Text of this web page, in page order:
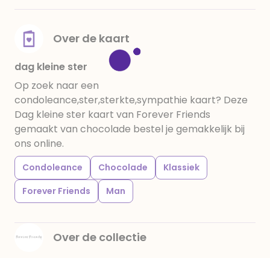
amandelen,cacaomassa, emulgator (sojalecithine),
voedingszuur: citroenzuur E 330, verdikkingsmiddel
E415, water, bevochtigingsmiddel E422, emulgator:
E433, kleurstoffen: E102, E110, E122: kan de activiteit en
concentratie van kinderen negatief beïnvloeden,
E133, E151. Chocolade bevat ten minste 34%
cacaobestanddelen. Kan sporen van gluten
bevatten. Koel en droog bewaren.
Over de kaart
dag kleine ster
Op zoek naar een
condoleance,ster,sterkte,sympathie kaart? Deze
Dag kleine ster kaart van Forever Friends
gemaakt van chocolade bestel je gemakkelijk bij
ons online.
Condoleance Chocolade
Klassiek
Forever Friends
Man
Over de collectie